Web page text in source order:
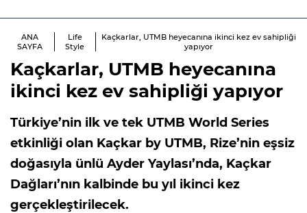
ANA
SAYFA
Life
Style
Kaçkarlar, UTMB heyecanına ikinci kez ev sahipliği
yapıyor
Kaçkarlar, UTMB heyecanına
ikinci kez ev sahipliği yapıyor
Türkiye’nin ilk ve tek UTMB World Series
etkinliği olan Kaçkar by UTMB, Rize’nin eşsiz
doğasıyla ünlü Ayder Yaylası’nda, Kaçkar
Dağları’nın kalbinde bu yıl ikinci kez
gerçekleştirilecek.